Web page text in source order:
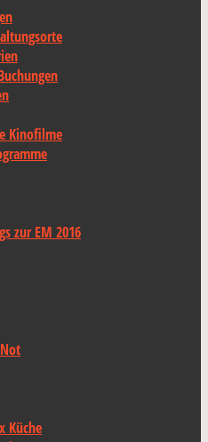
Kinofilme
zur EM 2016
Küche